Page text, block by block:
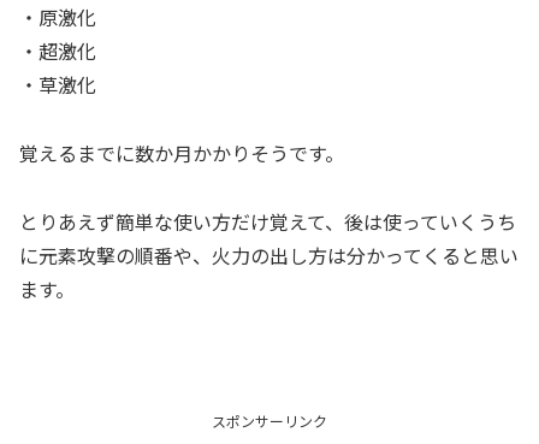
・原激化
・超激化
・草激化
覚えるまでに数か月かかりそうです。
とりあえず簡単な使い方だけ覚えて、後は使っていくうち
に元素攻撃の順番や、火力の出し方は分かってくると思い
ます。
スポンサーリンク